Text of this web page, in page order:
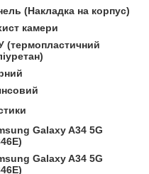
(Накладка на корпус)
камери
(термопластичний
Galaxy A34 5G
Galaxy A34 5G